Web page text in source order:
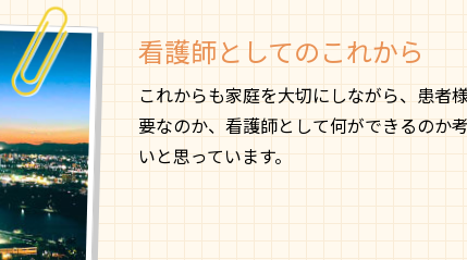
看護師としてのこれから
これからも家庭を大切にしながら、患者
要なのか、看護師として何ができるのか
いと思っています。